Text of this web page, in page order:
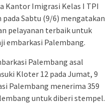
Kantor Imigrasi Kelas I TPI
Sabtu (9/6) mengatakan
pelayanan terbaik untuk
embarkasi Palembang.
Palembang asal
Kloter 12 pada Jumat, 9
Palembang menerima 359
untuk diberi stempel.